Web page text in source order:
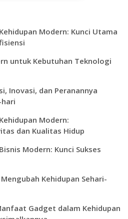
Modern: Kunci Utama
untuk Kebutuhan Teknologi
Inovasi, dan Peranannya
Modern:
dan Kualitas Hidup
Modern: Kunci Sukses
Kehidupan Sehari-
Gadget dalam Kehidupan